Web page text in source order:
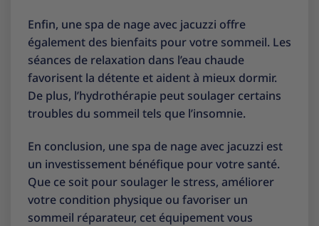
Enfin, une spa de nage avec jacuzzi offre
également des bienfaits pour votre sommeil. Les
séances de relaxation dans l’eau chaude
favorisent la détente et aident à mieux dormir.
De plus, l’hydrothérapie peut soulager certains
troubles du sommeil tels que l’insomnie.
En conclusion, une spa de nage avec jacuzzi est
un investissement bénéfique pour votre santé.
Que ce soit pour soulager le stress, améliorer
votre condition physique ou favoriser un
sommeil réparateur, cet équipement vous